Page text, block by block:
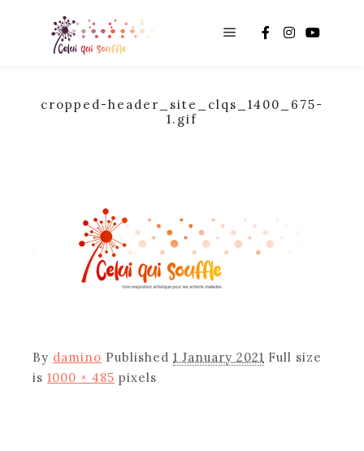
cropped-header_site_clqs_1400_675-
1.gif
By damino Published 1 January 2021 Full size
is 1000 × 485 pixels